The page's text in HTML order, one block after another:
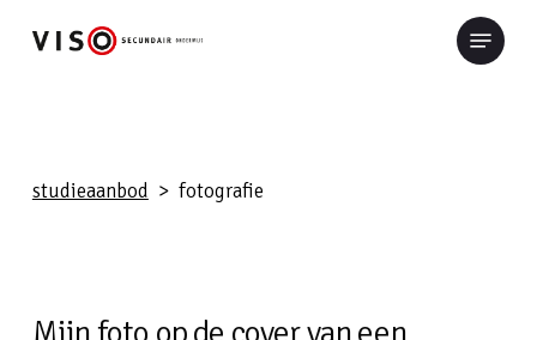
Menu
studieaanbod > fotografie